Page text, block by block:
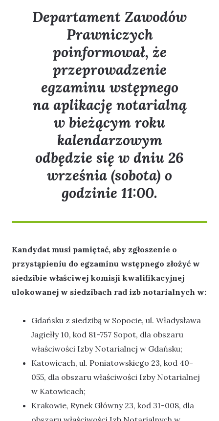
Departament Zawodów
Prawniczych
poinformował, że
przeprowadzenie
egzaminu wstępnego
na aplikację notarialną
w bieżącym roku
kalendarzowym
odbędzie się w dniu 26
września (sobota) o
godzinie 11:00.
Kandydat musi pamiętać, aby zgłoszenie o
przystąpieniu do egzaminu wstępnego złożyć w
siedzibie właściwej komisji kwalifikacyjnej
ulokowanej w siedzibach rad izb notarialnych w:
Gdańsku z siedzibą w Sopocie, ul. Władysława
Jagiełły 10, kod 81-757 Sopot, dla obszaru
właściwości Izby Notarialnej w Gdańsku;
Katowicach, ul. Poniatowskiego 23, kod 40-
055, dla obszaru właściwości Izby Notarialnej
w Katowicach;
Krakowie, Rynek Główny 23, kod 31-008, dla